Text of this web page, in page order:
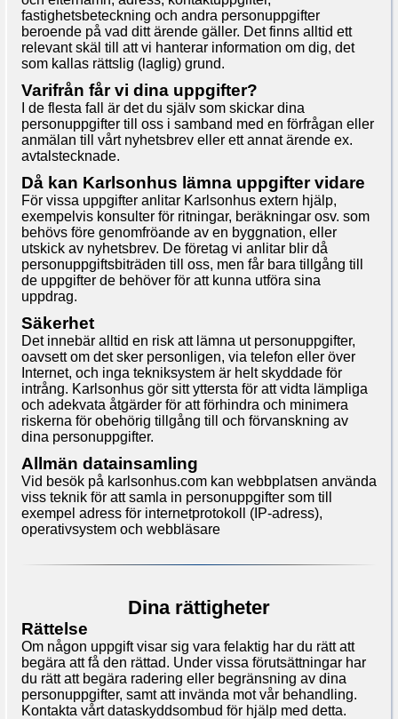
fastighetsbeteckning och andra personuppgifter
beroende på vad ditt ärende gäller. Det finns alltid ett
relevant skäl till att vi hanterar information om dig, det
som kallas rättslig (laglig) grund.
Varifrån får vi dina uppgifter?
I de flesta fall är det du själv som skickar dina
personuppgifter till oss i samband med en förfrågan eller
anmälan till vårt nyhetsbrev eller ett annat ärende ex.
avtalstecknade.
Då kan Karlsonhus lämna uppgifter vidare
För vissa uppgifter anlitar Karlsonhus extern hjälp,
exempelvis konsulter för ritningar, beräkningar osv. som
behövs före genomfröande av en byggnation, eller
utskick av nyhetsbrev. De företag vi anlitar blir då
personuppgiftsbiträden till oss, men får bara tillgång till
de uppgifter de behöver för att kunna utföra sina
uppdrag.
Säkerhet
Det innebär alltid en risk att lämna ut personuppgifter,
oavsett om det sker personligen, via telefon eller över
Internet, och inga tekniksystem är helt skyddade för
intrång. Karlsonhus gör sitt yttersta för att vidta lämpliga
och adekvata åtgärder för att förhindra och minimera
riskerna för obehörig tillgång till och förvanskning av
dina personuppgifter.
Allmän datainsamling
Vid besök på karlsonhus.com kan webbplatsen använda
viss teknik för att samla in personuppgifter som till
exempel adress för internetprotokoll (IP-adress),
operativsystem och webbläsare
Dina rättigheter
Rättelse
Om någon uppgift visar sig vara felaktig har du rätt att
begära att få den rättad. Under vissa förutsättningar har
du rätt att begära radering eller begränsning av dina
personuppgifter, samt att invända mot vår behandling.
Kontakta vårt dataskyddsombud för hjälp med detta.